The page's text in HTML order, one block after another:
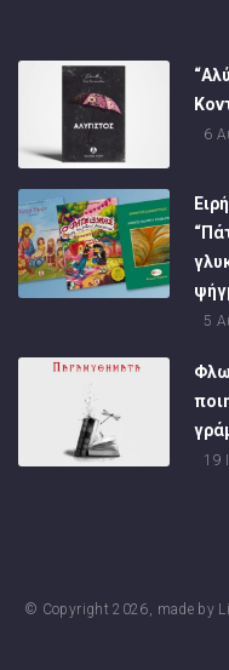
6
5
19
© Copyright2026, made by